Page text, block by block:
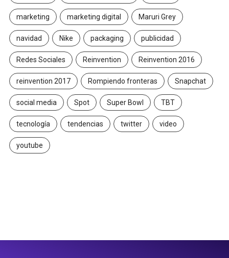
marketing marketing digital Maruri Grey
navidad Nike packaging publicidad
Redes Sociales Reinvention Reinvention 2016
reinvention 2017 Rompiendo fronteras Snapchat
social media Spot Super Bowl TBT
tecnología tendencias twitter video
youtube